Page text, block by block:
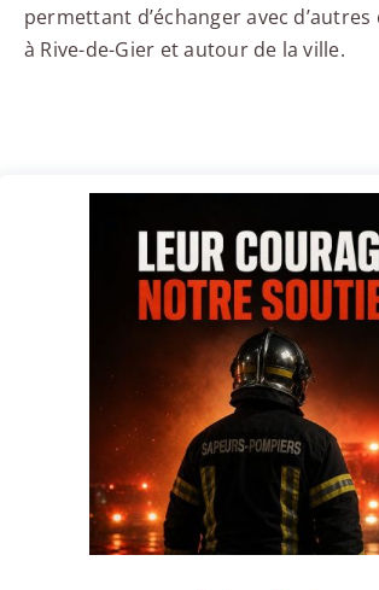
permettant d’échanger avec
à Rive-de-Gier et autour de la ville.